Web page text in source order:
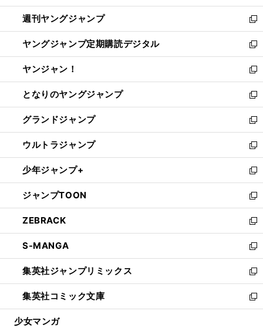
開
く
ウ
で
開
く
ン
ド
ウ
で
開
く
ウ
ィ
ン
ド
ウ
で
開
く
週刊ヤングジャンプ
新
し
い
ウ
ィ
ン
ド
ウ
で
開
く
ヤングジャンプ定期購読デジタル
新
し
い
ウ
ィ
ン
ド
ウ
で
開
く
ヤンジャン！
新
し
い
ウ
ィ
ン
ド
ウ
で
開
く
となりのヤングジャンプ
新
し
い
ウ
ィ
ン
ド
ウ
で
開
く
グランドジャンプ
新
し
い
ウ
ィ
ン
ド
ウ
で
開
く
ウルトラジャンプ
新
し
い
ウ
ィ
ン
ド
ウ
で
開
く
少年ジャンプ+
新
し
い
ウ
ィ
ン
ド
ウ
で
開
く
ジャンプTOON
新
し
い
ウ
ィ
ン
ド
ウ
で
開
ZEBRACK
新
し
い
ウ
ィ
ン
ド
ウ
S-MANGA
新
し
い
ウ
ィ
ン
集英社ジャンプリミックス
新
し
い
ウ
集英社コミック文庫
新
し
少女マンガ